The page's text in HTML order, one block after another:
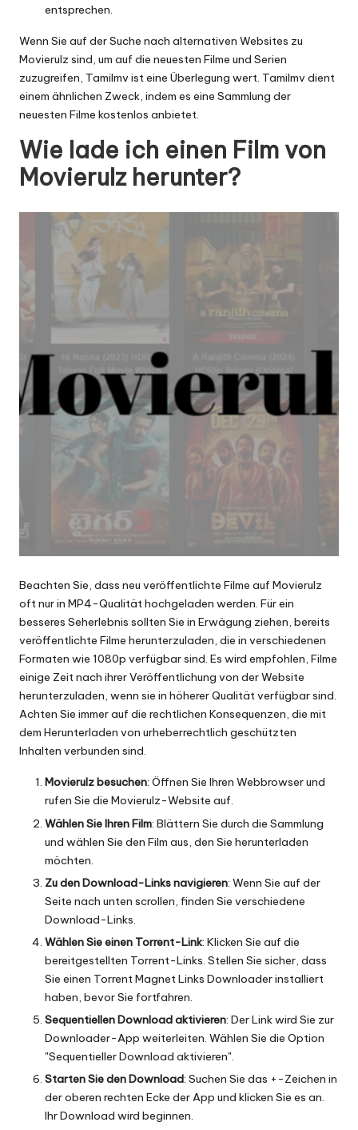
o
x
y
entsprechen.
Wenn Sie auf der Suche nach alternativen Websites zu
Movierulz sind, um auf die neuesten Filme und Serien
zuzugreifen, Tamilmvist eine Überlegung wert. Tamilmv dient
einem ähnlichen Zweck, indem es eine Sammlung der
neuesten Filme kostenlos anbietet.
Wie lade ich einen Film von
Movierulz herunter?
Beachten Sie, dass neu veröffentlichte Filme auf Movierulz
oft nur in MP4-Qualität hochgeladen werden. Für ein
besseres Seherlebnis sollten Sie in Erwägung ziehen, bereits
veröffentlichte Filme herunterzuladen, die in verschiedenen
Formaten wie 1080p verfügbar sind. Es wird empfohlen, Filme
einige Zeit nach ihrer Veröffentlichung von der Website
herunterzuladen, wenn sie in höherer Qualität verfügbar sind.
Achten Sie immer auf die rechtlichen Konsequenzen, die mit
dem Herunterladen von urheberrechtlich geschützten
Inhalten verbunden sind.
Movierulz besuchen: Öffnen Sie Ihren Webbrowser und
rufen Sie die Movierulz-Website auf.
Wählen Sie Ihren Film: Blättern Sie durch die Sammlung
und wählen Sie den Film aus, den Sie herunterladen
möchten.
Zu den Download-Links navigieren: Wenn Sie auf der
Seite nach unten scrollen, finden Sie verschiedene
Download-Links.
Wählen Sie einen Torrent-Link: Klicken Sie auf die
bereitgestellten Torrent-Links. Stellen Sie sicher, dass
Sie einen Torrent Magnet Links Downloader installiert
haben, bevor Sie fortfahren.
Sequentiellen Download aktivieren: Der Link wird Sie zur
Downloader-App weiterleiten. Wählen Sie die Option
"Sequentieller Download aktivieren".
Starten Sie den Download: Suchen Sie das +-Zeichen in
der oberen rechten Ecke der App und klicken Sie es an.
Ihr Download wird beginnen.